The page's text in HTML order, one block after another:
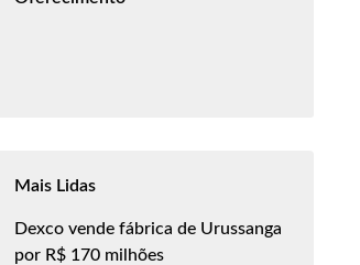
Mais Lidas
Dexco vende fábrica de Urussanga
por R$ 170 milhões